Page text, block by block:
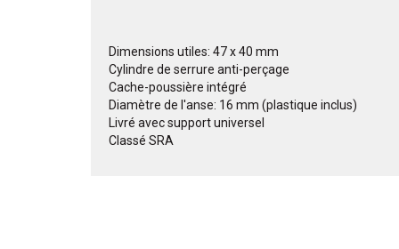
Dimensions utiles: 47 x 40 mm
Cylindre de serrure anti-perçage
Cache-poussière intégré
Diamètre de l'anse: 16 mm (plastique inclus)
Livré avec support universel
Classé SRA